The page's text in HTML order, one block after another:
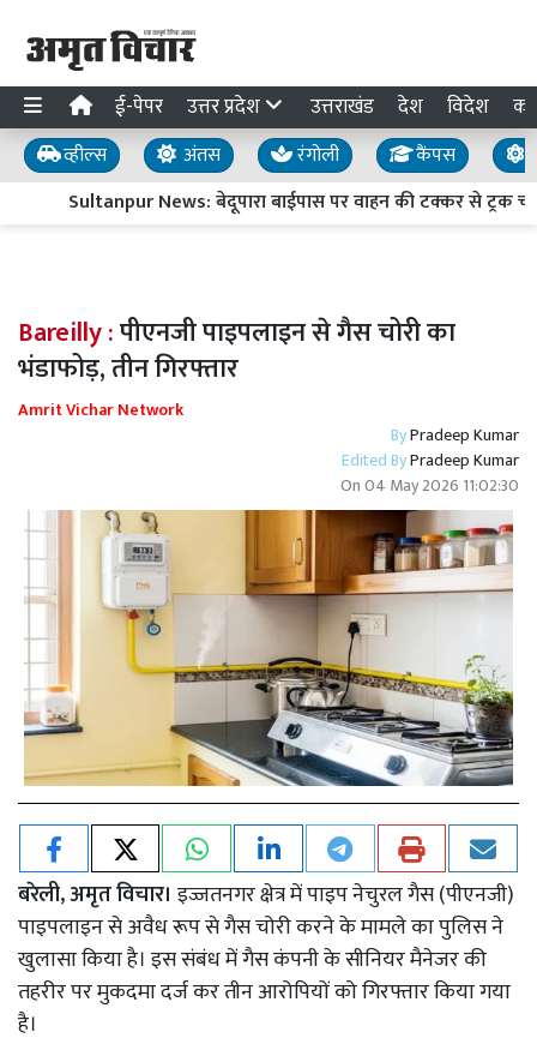
ई-पेपर उत्तर प्रदेश उत्तराखंड देश विदेश
व्हील्स अंतस रंगोली कैंपस
Sultanpur News: बेदूपारा बाईपास पर वाहन की टक्कर से ट्रक
Bareilly :पीएनजी पाइपलाइन से गैस चोरी का
भंडाफोड़, तीन गिरफ्तार
Amrit Vichar Network
ByPradeep Kumar
Edited ByPradeep Kumar
On04 May 2026 11:02:30
बरेली, अमृत विचार। इज्जतनगर क्षेत्र में पाइप नेचुरल गैस (पीएनजी)
पाइपलाइन से अवैध रूप से गैस चोरी करने के मामले का पुलिस ने
खुलासा किया है। इस संबंध में गैस कंपनी के सीनियर मैनेजर की
तहरीर पर मुकदमा दर्ज कर तीन आरोपियों को गिरफ्तार किया गया
है।